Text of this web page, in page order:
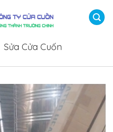
Sửa Cửa Cuốn